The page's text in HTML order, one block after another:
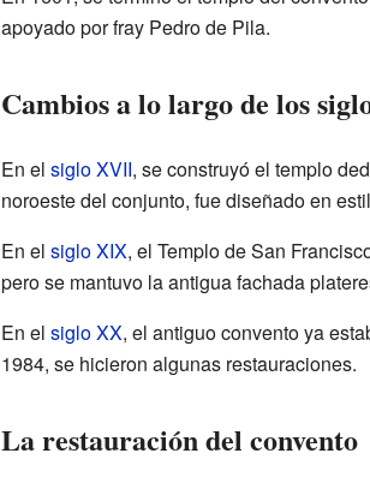
apoyado por fray Pedro de Pila.
Cambios a lo largo de los
En el siglo XVII, se construyó el templo
noroeste del conjunto, fue diseñado en
En el siglo XIX, el Templo de San
pero se mantuvo la antigua fachada
En el siglo XX, el antiguo convento ya
1984, se hicieron algunas restauraciones.
La restauración del convento